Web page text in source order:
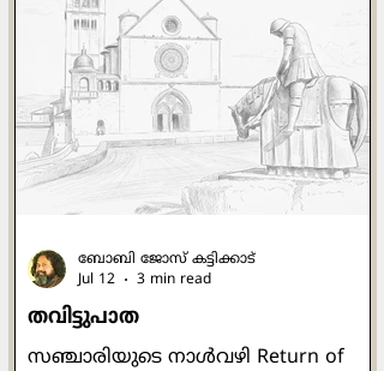
സഹിക്കാന്‍ വയ്യാതെ ഞാന്‍ പുറത്ത്
കൂടെ നടക്കുമ്പോള്‍
ജനലിനരികിലേക്ക് ഒരു കല്ല് വീഴുന്ന
ശബ്ദം കേട്ടു. ആ വശത്തേക്ക്
നോക്കിയപ്പോള്‍ വീണ്ടുമതാ കല്ലിനു
പകരം ഒരു മരക്കഷണം മുകളിലേക്ക്
തവിട്ടുപാത
സഞ്ചാരിയുടെ നാള്‍വഴി Return of
ബോബി ജോസ് കട്ടിക്കാട്
Jul 12
3 min read